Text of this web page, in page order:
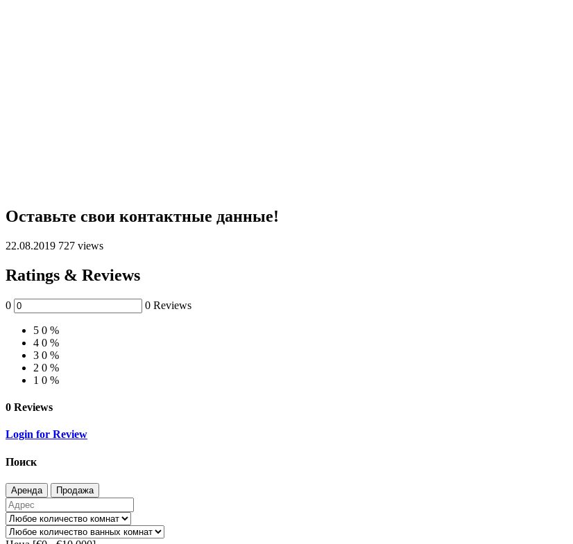
Оставьте свои контактные данные!
22.08.2019 727 views
Ratings & Reviews
0 0 Reviews
5 0 %
4 0 %
3 0 %
2 0 %
1 0 %
0 Reviews
Login for Review
Поиск
Аренда Продажа